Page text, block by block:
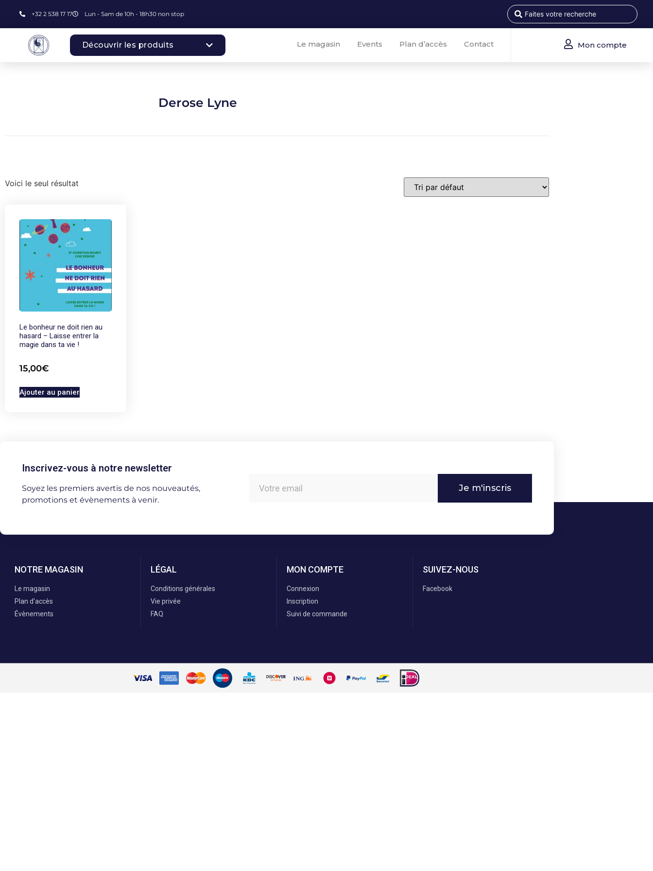
+32 2 538 17 17 Lun - Sam de 10h - 18h30 non stop
Découvrir les produits Le magasin Events Plan d’accès Contact Mon compte
Derose Lyne
Voici le seul résultat
Le bonheur ne doit rien au
hasard – Laisse entrer la
magie dans ta vie !
15,00€
Ajouter au panier
Inscrivez-vous à notre newsletter
Soyez les premiers avertis de nos nouveautés,
promotions et évènements à venir.
Je m'inscris
NOTRE MAGASIN
Le magasin
Plan d'accès
Évènements
LÉGAL
Conditions générales
Vie privée
FAQ
MON COMPTE
Connexion
Inscription
Suivi de commande
SUIVEZ-NOUS
Facebook